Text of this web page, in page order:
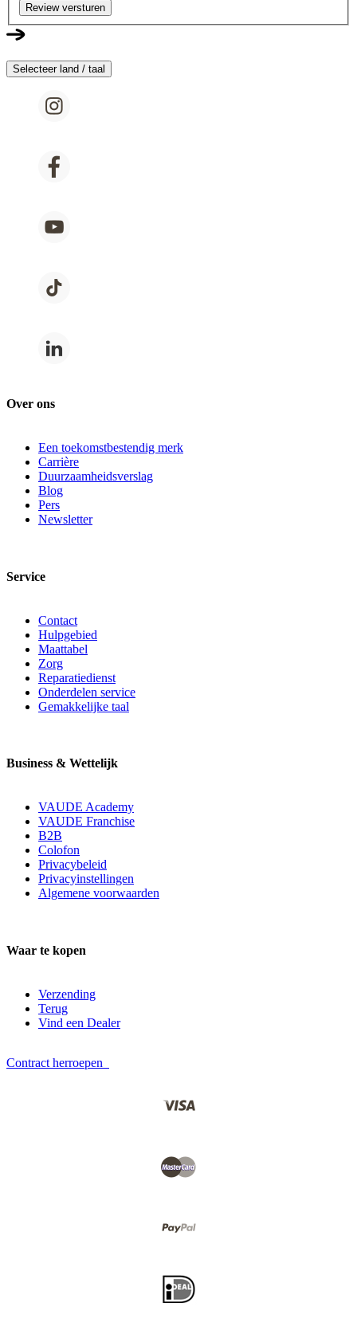
Review versturen
Selecteer land / taal
Over ons
Een toekomstbestendig merk
Carrière
Duurzaamheidsverslag
Blog
Pers
Newsletter
Service
Contact
Hulpgebied
Maattabel
Zorg
Reparatiedienst
Onderdelen service
Gemakkelijke taal
Business & Wettelijk
VAUDE Academy
VAUDE Franchise
B2B
Colofon
Privacybeleid
Privacyinstellingen
Algemene voorwaarden
Waar te kopen
Verzending
Terug
Vind een Dealer
Contract herroepen